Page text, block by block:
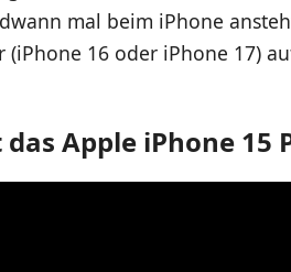
mal beim iPhone
(iPhone 16 oder iPhone 17)
Apple iPhone 15